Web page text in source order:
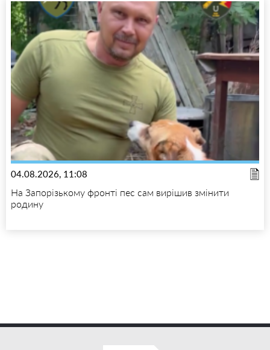
04.08.2026, 11:08
На Запорізькому фронті пес сам вирішив змінити
родину